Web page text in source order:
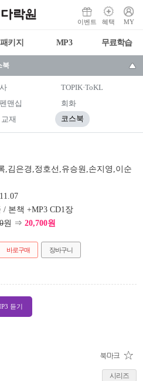
이벤트 혜택 MY
패키지 MP3 무료학습
북
TOPIK·ToKL
맨십
회화
재 코스북
,김은경,정호선,유승원,손지영,이순
/ 본책 +MP3 CD1장
원 ⇒ 20,700원
바로구매 장바구니
듣기
시리즈